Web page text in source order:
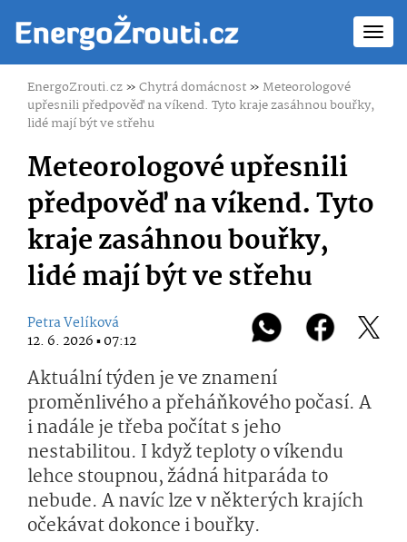
EnergoZrouti.cz»Chytrá domácnost»Meteorologové
upřesnili předpověď na víkend. Tyto kraje zasáhnou bouřky,
lidé mají být ve střehu
Meteorologové upřesnili
předpověď na víkend. Tyto
kraje zasáhnou bouřky,
lidé mají být ve střehu
Petra Velíková
12. 6. 2026 ▪ 07:12
Aktuální týden je ve znamení
proměnlivého a přeháňkového počasí. A
i nadále je třeba počítat s jeho
nestabilitou. I když teploty o víkendu
lehce stoupnou, žádná hitparáda to
nebude. A navíc lze v některých krajích
očekávat dokonce i bouřky.